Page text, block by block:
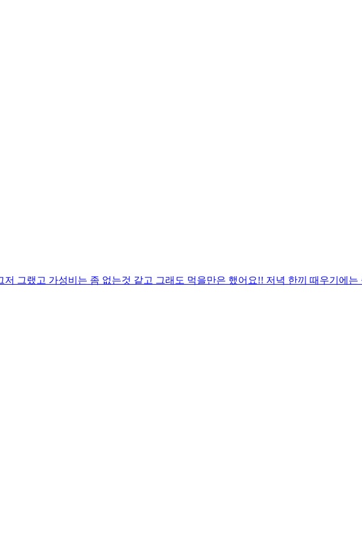
그랬고 가성비는 좀 없는것 같고 그래도 먹을만은 했어요!! 저녁 한끼 때우기에